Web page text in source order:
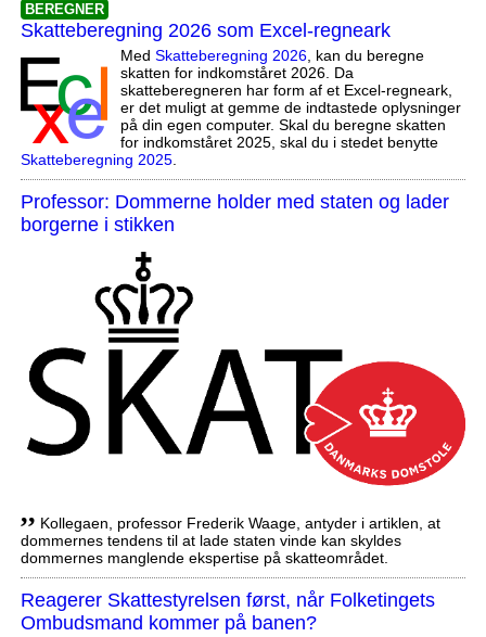
BEREGNER
Skatteberegning 2026 som Excel-regneark
Med Skatteberegning 2026, kan du beregne
skatten for indkomståret 2026. Da
skatteberegneren har form af et Excel-regneark,
er det muligt at gemme de indtastede oplysninger
på din egen computer. Skal du beregne skatten
for indkomståret 2025, skal du i stedet benytte
Skatteberegning 2025.
Professor: Dommerne holder med staten og lader
borgerne i stikken
,, Kollegaen, professor Frederik Waage, antyder i artiklen, at
dommernes tendens til at lade staten vinde kan skyldes
dommernes manglende ekspertise på skatteområdet.
Reagerer Skattestyrelsen først, når Folketingets
Ombudsmand kommer på banen?